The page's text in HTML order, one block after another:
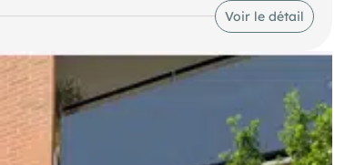
disposition pour vous accompagner. Bien
Voir le détail